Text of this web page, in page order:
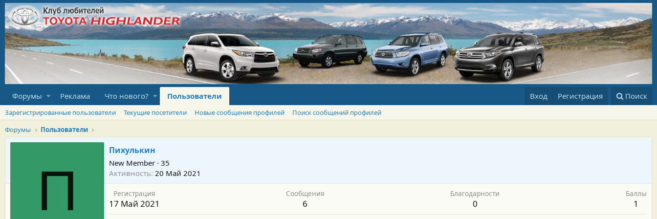
Форумы Реклама Что нового? Пользователи Вход Регистрация Поиск
Зарегистрированные пользователи Текущие посетители Новые сообщения профилей
Поиск сообщений профилей
Форумы
Пользователи
П
Пихулькин
New Member · 35
Активность 20 Май 2021
Регистрация
17 Май 2021
Сообщения
6
Благодарности
0
Баллы
1